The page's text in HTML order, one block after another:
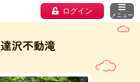
ログイン メニュー
達沢不動滝